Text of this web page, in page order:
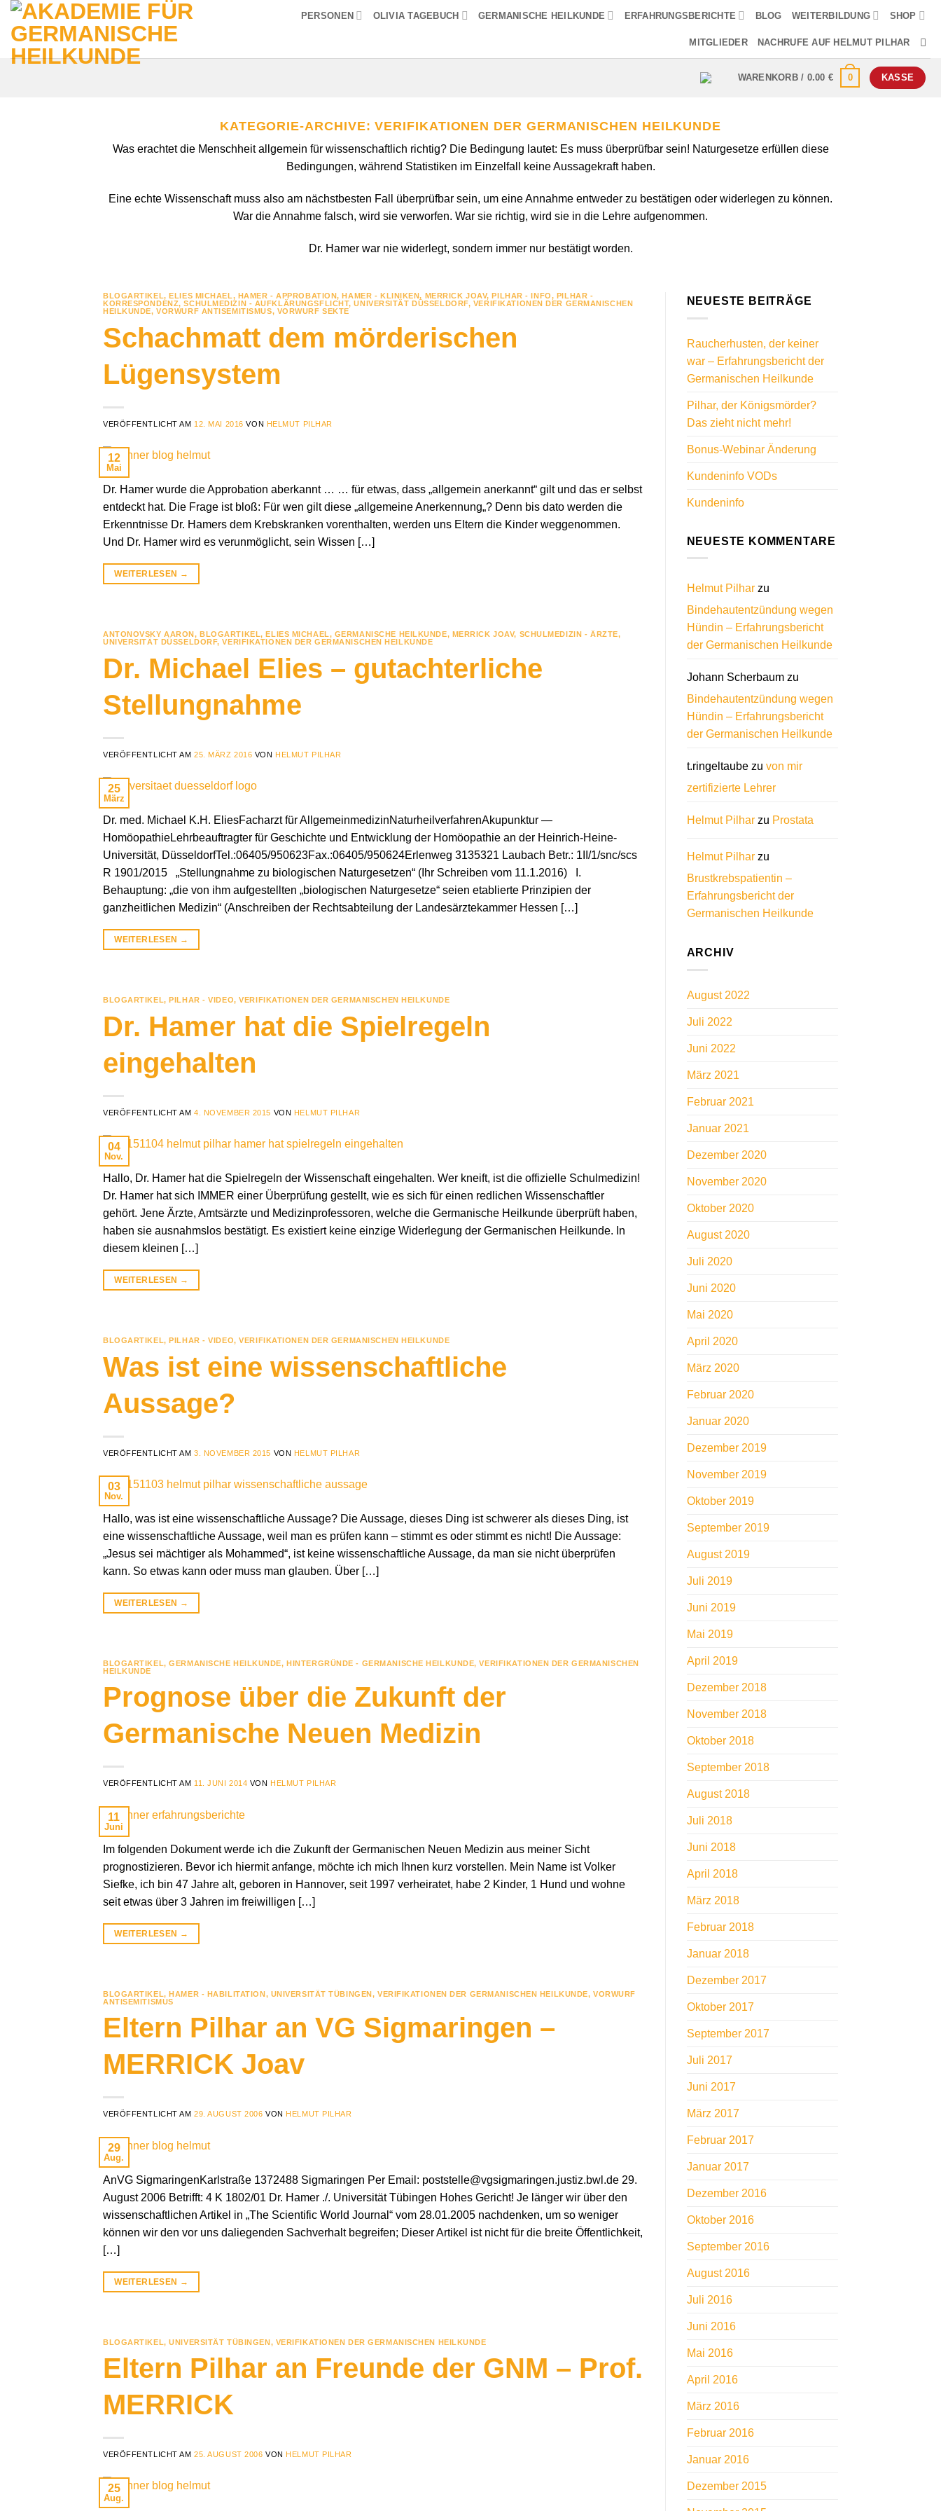
Zum
Inhalt
springen
PERSONEN OLIVIA TAGEBUCH GERMANISCHE HEILKUNDE ERFAHRUNGSBERICHTE BLOG WEITERBILDUNG SHOP
MITGLIEDER NACHRUFE AUF HELMUT PILHAR
WARENKORB / 0.00 € 0 KASSE
KATEGORIE-ARCHIVE:VERIFIKATIONEN DER GERMANISCHEN HEILKUNDE
Was erachtet die Menschheit allgemein für wissenschaftlich richtig? Die Bedingung lautet: Es muss überprüfbar sein! Naturgesetze erfüllen diese
Bedingungen, während Statistiken im Einzelfall keine Aussagekraft haben.
Eine echte Wissenschaft muss also am nächstbesten Fall überprüfbar sein, um eine Annahme entweder zu bestätigen oder widerlegen zu können.
War die Annahme falsch, wird sie verworfen. War sie richtig, wird sie in die Lehre aufgenommen.
Dr. Hamer war nie widerlegt, sondern immer nur bestätigt worden.
BLOGARTIKEL, ELIES MICHAEL, HAMER - APPROBATION, HAMER - KLINIKEN, MERRICK JOAV, PILHAR - INFO, PILHAR -
KORRESPONDENZ,SCHULMEDIZIN - AUFKLÄRUNGSFLICHT,UNIVERSITÄT DÜSSELDORF, VERIFIKATIONEN DER GERMANISCHEN
HEILKUNDE,VORWURF ANTISEMITISMUS, VORWURF SEKTE
Schachmatt dem mörderischen
Lügensystem
VERÖFFENTLICHT AM 12. MAI 2016 VON HELMUT PILHAR
12
Mai
Dr. Hamer wurde die Approbation aberkannt … … für etwas, dass „allgemein anerkannt“ gilt und das er selbst
entdeckt hat. Die Frage ist bloß: Für wen gilt diese „allgemeine Anerkennung„? Denn bis dato werden die
Erkenntnisse Dr. Hamers dem Krebskranken vorenthalten, werden uns Eltern die Kinder weggenommen.
Und Dr. Hamer wird es verunmöglicht, sein Wissen […]
WEITERLESEN →
ANTONOVSKY AARON , BLOGARTIKEL, ELIES MICHAEL, GERMANISCHE HEILKUNDE, MERRICK JOAV, SCHULMEDIZIN - ÄRZTE,
UNIVERSITÄT DÜSSELDORF,VERIFIKATIONEN DER GERMANISCHEN HEILKUNDE
Dr. Michael Elies – gutachterliche
Stellungnahme
VERÖFFENTLICHT AM25. MÄRZ 2016 VON HELMUT PILHAR
25
März
Dr. med. Michael K.H. EliesFacharzt für AllgemeinmedizinNaturheilverfahrenAkupunktur —
HomöopathieLehrbeauftragter für Geschichte und Entwicklung der Homöopathie an der Heinrich-Heine-
Universität, DüsseldorfTel.:06405/950623Fax.:06405/950624Erlenweg 3135321 Laubach Betr.: 1II/1/snc/scs
R 1901/2015 „Stellungnahme zu biologischen Naturgesetzen“ (Ihr Schreiben vom 11.1.2016) I.
Behauptung: „die von ihm aufgestellten „biologischen Naturgesetze“ seien etablierte Prinzipien der
ganzheitlichen Medizin“ (Anschreiben der Rechtsabteilung der Landesärztekammer Hessen […]
WEITERLESEN →
BLOGARTIKEL,PILHAR - VIDEO,VERIFIKATIONEN DER GERMANISCHEN HEILKUNDE
Dr. Hamer hat die Spielregeln
eingehalten
VERÖFFENTLICHT AM4. NOVEMBER 2015 VON HELMUT PILHAR
04
Nov.
Hallo, Dr. Hamer hat die Spielregeln der Wissenschaft eingehalten. Wer kneift, ist die offizielle Schulmedizin!
Dr. Hamer hat sich IMMER einer Überprüfung gestellt, wie es sich für einen redlichen Wissenschaftler
gehört. Jene Ärzte, Amtsärzte und Medizinprofessoren, welche die Germanische Heilkunde überprüft haben,
haben sie ausnahmslos bestätigt. Es existiert keine einzige Widerlegung der Germanischen Heilkunde. In
diesem kleinen […]
WEITERLESEN →
BLOGARTIKEL,PILHAR - VIDEO,VERIFIKATIONEN DER GERMANISCHEN HEILKUNDE
Was ist eine wissenschaftliche
Aussage?
VERÖFFENTLICHT AM3. NOVEMBER 2015 VON HELMUT PILHAR
03
Nov.
Hallo, was ist eine wissenschaftliche Aussage? Die Aussage, dieses Ding ist schwerer als dieses Ding, ist
eine wissenschaftliche Aussage, weil man es prüfen kann – stimmt es oder stimmt es nicht! Die Aussage:
„Jesus sei mächtiger als Mohammed“, ist keine wissenschaftliche Aussage, da man sie nicht überprüfen
kann. So etwas kann oder muss man glauben. Über […]
WEITERLESEN →
BLOGARTIKEL,GERMANISCHE HEILKUNDE,HINTERGRÜNDE - GERMANISCHE HEILKUNDE,VERIFIKATIONEN DER GERMANISCHEN
HEILKUNDE
Prognose über die Zukunft der
Germanische Neuen Medizin
VERÖFFENTLICHT AM11. JUNI 2014 VON HELMUT PILHAR
11
Juni
Im folgenden Dokument werde ich die Zukunft der Germanischen Neuen Medizin aus meiner Sicht
prognostizieren. Bevor ich hiermit anfange, möchte ich mich Ihnen kurz vorstellen. Mein Name ist Volker
Siefke, ich bin 47 Jahre alt, geboren in Hannover, seit 1997 verheiratet, habe 2 Kinder, 1 Hund und wohne
seit etwas über 3 Jahren im freiwilligen […]
WEITERLESEN →
BLOGARTIKEL,HAMER - HABILITATION, UNIVERSITÄT TÜBINGEN, VERIFIKATIONEN DER GERMANISCHEN HEILKUNDE,VORWURF
ANTISEMITISMUS
Eltern Pilhar an VG Sigmaringen –
MERRICK Joav
VERÖFFENTLICHT AM29. AUGUST 2006 VON HELMUT PILHAR
29
Aug.
AnVG SigmaringenKarlstraße 1372488 Sigmaringen Per Email: poststelle@vgsigmaringen.justiz.bwl.de 29.
August 2006 Betrifft: 4 K 1802/01 Dr. Hamer ./. Universität Tübingen Hohes Gericht! Je länger wir über den
wissenschaftlichen Artikel in „The Scientific World Journal“ vom 28.01.2005 nachdenken, um so weniger
können wir den vor uns daliegenden Sachverhalt begreifen; Dieser Artikel ist nicht für die breite Öffentlichkeit,
[…]
WEITERLESEN →
BLOGARTIKEL,UNIVERSITÄT TÜBINGEN, VERIFIKATIONEN DER GERMANISCHEN HEILKUNDE
Eltern Pilhar an Freunde der GNM – Prof.
MERRICK
VERÖFFENTLICHT AM25. AUGUST 2006 VON HELMUT PILHAR
25
Aug.
NEUESTE BEITRÄGE
Raucherhusten, der keiner
war – Erfahrungsbericht der
Germanischen Heilkunde
Pilhar, der Königsmörder?
Das zieht nicht mehr!
Bonus-Webinar Änderung
Kundeninfo VODs
Kundeninfo
NEUESTE KOMMENTARE
Helmut Pilharzu
Bindehautentzündung wegen
Hündin – Erfahrungsbericht
der Germanischen Heilkunde
Johann Scherbaumzu
Bindehautentzündung wegen
Hündin – Erfahrungsbericht
der Germanischen Heilkunde
t.ringeltaubezu von mir
zertifizierte Lehrer
Helmut Pilharzu Prostata
Helmut Pilharzu
Brustkrebspatientin –
Erfahrungsbericht der
Germanischen Heilkunde
ARCHIV
August 2022
Juli 2022
Juni 2022
März 2021
Februar 2021
Januar 2021
Dezember 2020
November 2020
Oktober 2020
August 2020
Juli 2020
Juni 2020
Mai 2020
April 2020
März 2020
Februar 2020
Januar 2020
Dezember 2019
November 2019
Oktober 2019
September 2019
August 2019
Juli 2019
Juni 2019
Mai 2019
April 2019
Dezember 2018
November 2018
Oktober 2018
September 2018
August 2018
Juli 2018
Juni 2018
April 2018
März 2018
Februar 2018
Januar 2018
Dezember 2017
Oktober 2017
September 2017
Juli 2017
Juni 2017
März 2017
Februar 2017
Januar 2017
Dezember 2016
Oktober 2016
September 2016
August 2016
Juli 2016
Juni 2016
Mai 2016
April 2016
März 2016
Februar 2016
Januar 2016
Dezember 2015